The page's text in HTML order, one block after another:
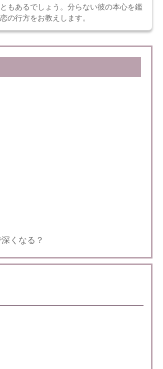
もあるでしょう。分らない彼の本心を鑑
行方をお教えします。
くなる？